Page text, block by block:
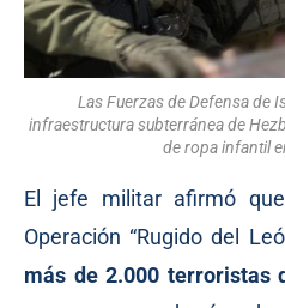
Las Fuerzas de Defensa de
infraestructura subterránea de
de ropa infantil
El jefe militar afirmó
Operación “Rugido del
más de 2.000 terroristas